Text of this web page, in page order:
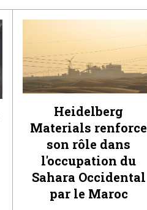
Heidelberg
Materials renforce
son rôle dans
l'occupation du
Sahara Occidental
par le Maroc